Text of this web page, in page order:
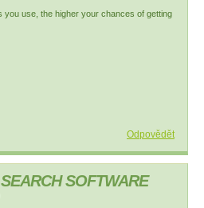
you use, the higher your chances of getting
Odpovědět
SOFTWARE